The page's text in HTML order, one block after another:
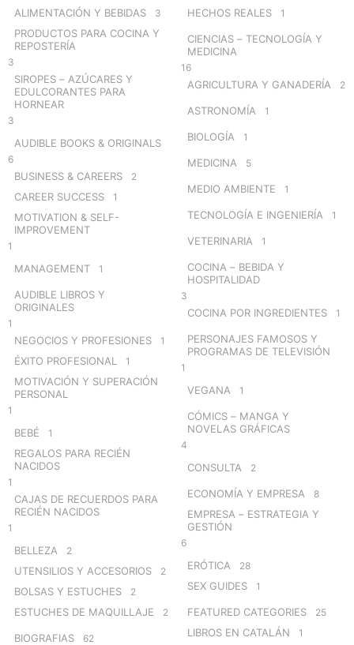
ALIMENTACIÓN Y BEBIDAS 3
PRODUCTOS PARA COCINA Y
REPOSTERÍA
3
SIROPES – AZÚCARES Y
EDULCORANTES PARA
HORNEAR
3
AUDIBLE BOOKS & ORIGINALS
6
BUSINESS & CAREERS 2
CAREER SUCCESS 1
MOTIVATION & SELF-
IMPROVEMENT
1
MANAGEMENT 1
AUDIBLE LIBROS Y
ORIGINALES
1
NEGOCIOS Y PROFESIONES 1
ÉXITO PROFESIONAL 1
MOTIVACIÓN Y SUPERACIÓN
PERSONAL
1
BEBÉ 1
REGALOS PARA RECIÉN
NACIDOS
1
CAJAS DE RECUERDOS PARA
RECIÉN NACIDOS
1
BELLEZA 2
UTENSILIOS Y ACCESORIOS 2
BOLSAS Y ESTUCHES 2
ESTUCHES DE MAQUILLAJE 2
BIOGRAFIAS 62
HECHOS REALES 1
CIENCIAS – TECNOLOGÍA Y
MEDICINA
16
AGRICULTURA Y GANADERÍA 2
ASTRONOMÍA 1
BIOLOGÍA 1
MEDICINA 5
MEDIO AMBIENTE 1
TECNOLOGÍA E INGENIERÍA 1
VETERINARIA 1
COCINA – BEBIDA Y
HOSPITALIDAD
3
COCINA POR INGREDIENTES 1
PERSONAJES FAMOSOS Y
PROGRAMAS DE TELEVISIÓN
1
VEGANA 1
CÓMICS – MANGA Y
NOVELAS GRÁFICAS
4
CONSULTA 2
ECONOMÍA Y EMPRESA 8
EMPRESA – ESTRATEGIA Y
GESTIÓN
6
ERÓTICA 28
SEX GUIDES 1
FEATURED CATEGORIES 25
LIBROS EN CATALÁN 1